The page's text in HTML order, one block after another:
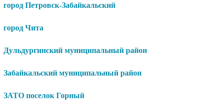
город Петровск-Забайкальский
город Чита
Дульдургинский муниципальный район
Забайкальский муниципальный район
ЗАТО поселок Горный